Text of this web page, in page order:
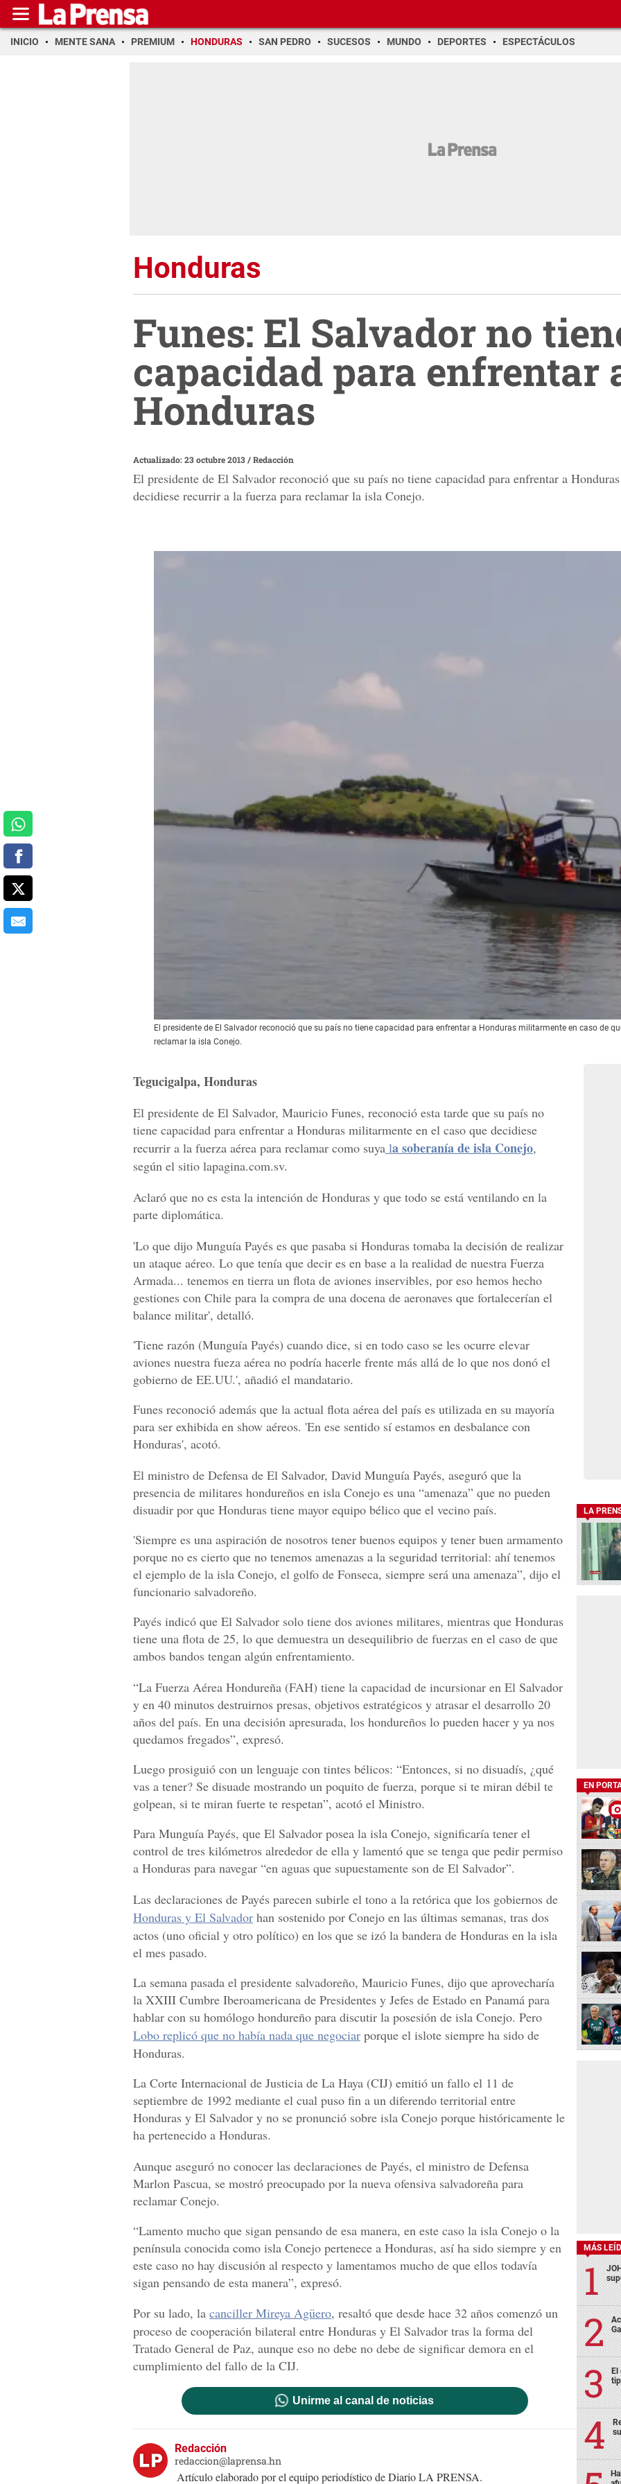
INICIO MENTE SANA PREMIUM HONDURAS SAN PEDRO SUCESOS MUNDO DEPORTES ESPECTÁCULOS
Honduras
Funes: El Salvador no
capacidad para enfrentar
Honduras
Actualizado: 23 octubre 2013/Redacción
El presidente de El Salvador reconoció que su país no tiene capacidad para enfrentar a
decidiese recurrir a la fuerza para reclamar la isla Conejo.
El presidente de El Salvador reconoció que su país no tiene capacidad para enfrentar a Honduras militarmente en caso de
reclamar la isla Conejo.
Tegucigalpa, Honduras
El presidente de El Salvador, Mauricio Funes, reconoció esta tarde que su país no
tiene capacidad para enfrentar a Honduras militarmente en el caso que decidiese
recurrir a la fuerza aérea para reclamar como suya la soberanía de isla Conejo,
según el sitio lapagina.com.sv.
Aclaró que no es esta la intención de Honduras y que todo se está ventilando en la
parte diplomática.
'Lo que dijo Munguía Payés es que pasaba si Honduras tomaba la decisión de realizar
un ataque aéreo. Lo que tenía que decir es en base a la realidad de nuestra Fuerza
Armada... tenemos en tierra un flota de aviones inservibles, por eso hemos hecho
gestiones con Chile para la compra de una docena de aeronaves que fortalecerían el
balance militar', detalló.
'Tiene razón (Munguía Payés) cuando dice, si en todo caso se les ocurre elevar
aviones nuestra fueza aérea no podría hacerle frente más allá de lo que nos donó el
gobierno de EE.UU.', añadió el mandatario.
Funes reconoció además que la actual flota aérea del país es utilizada en su mayoría
para ser exhibida en show aéreos. 'En ese sentido sí estamos en desbalance con
Honduras', acotó.
El ministro de Defensa de El Salvador, David Munguía Payés, aseguró que la
presencia de militares hondureños en isla Conejo es una “amenaza” que no pueden
disuadir por que Honduras tiene mayor equipo bélico que el vecino país.
'Siempre es una aspiración de nosotros tener buenos equipos y tener buen armamento
porque no es cierto que no tenemos amenazas a la seguridad territorial: ahí tenemos
el ejemplo de la isla Conejo, el golfo de Fonseca, siempre será una amenaza”, dijo el
funcionario salvadoreño.
Payés indicó que El Salvador solo tiene dos aviones militares, mientras que Honduras
tiene una flota de 25, lo que demuestra un desequilibrio de fuerzas en el caso de que
ambos bandos tengan algún enfrentamiento.
“La Fuerza Aérea Hondureña (FAH) tiene la capacidad de incursionar en El Salvador
y en 40 minutos destruirnos presas, objetivos estratégicos y atrasar el desarrollo 20
años del país. En una decisión apresurada, los hondureños lo pueden hacer y ya nos
quedamos fregados”, expresó.
Luego prosiguió con un lenguaje con tintes bélicos: “Entonces, si no disuadís, ¿qué
vas a tener? Se disuade mostrando un poquito de fuerza, porque si te miran débil te
golpean, si te miran fuerte te respetan”, acotó el Ministro.
Para Munguía Payés, que El Salvador posea la isla Conejo, significaría tener el
control de tres kilómetros alrededor de ella y lamentó que se tenga que pedir permiso
a Honduras para navegar “en aguas que supuestamente son de El Salvador”.
Las declaraciones de Payés parecen subirle el tono a la retórica que los gobiernos de
Honduras y El Salvador han sostenido por Conejo en las últimas semanas, tras dos
actos (uno oficial y otro político) en los que se izó la bandera de Honduras en la isla
el mes pasado.
La semana pasada el presidente salvadoreño, Mauricio Funes, dijo que aprovecharía
la XXIII Cumbre Iberoamericana de Presidentes y Jefes de Estado en Panamá para
hablar con su homólogo hondureño para discutir la posesión de isla Conejo. Pero
Lobo replicó que no había nada que negociar porque el islote siempre ha sido de
Honduras.
La Corte Internacional de Justicia de La Haya (CIJ) emitió un fallo el 11 de
septiembre de 1992 mediante el cual puso fin a un diferendo territorial entre
Honduras y El Salvador y no se pronunció sobre isla Conejo porque históricamente le
ha pertenecido a Honduras.
Aunque aseguró no conocer las declaraciones de Payés, el ministro de Defensa
Marlon Pascua, se mostró preocupado por la nueva ofensiva salvadoreña para
reclamar Conejo.
“Lamento mucho que sigan pensando de esa manera, en este caso la isla Conejo o la
península conocida como isla Conejo pertenece a Honduras, así ha sido siempre y en
este caso no hay discusión al respecto y lamentamos mucho de que ellos todavía
sigan pensando de esta manera”, expresó.
Por su lado, la canciller Mireya Agüero, resaltó que desde hace 32 años comenzó un
proceso de cooperación bilateral entre Honduras y El Salvador tras la forma del
Tratado General de Paz, aunque eso no debe no debe de significar demora en el
cumplimiento del fallo de la CIJ.
Unirme al canal de noticias
Redacción
redaccion@laprensa.hn
Artículo elaborado por el equipo periodístico de Diario LA PRENSA.
LA
EN
MÁS
El